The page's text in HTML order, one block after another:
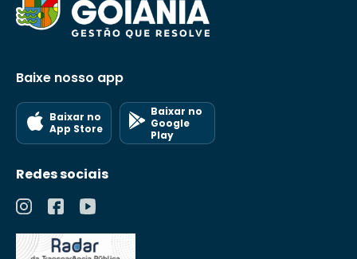
Baixe nosso app
Baixar no
App Store
Baixar no
Google
Play
Redes sociais